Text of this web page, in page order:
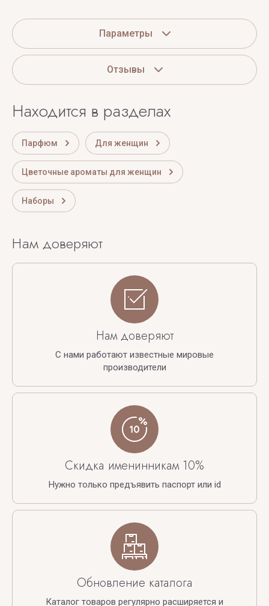
Параметры
Отзывы
Находится в разделах
Парфюм Для женщин
Цветочные ароматы для женщин
Наборы
Нам доверяют
Нам доверяют
С нами работают известные мировые
производители
Скидка именинникам 10%
Нужно только предъявить паспорт или id
Обновление каталога
Каталог товаров регулярно расширяется и